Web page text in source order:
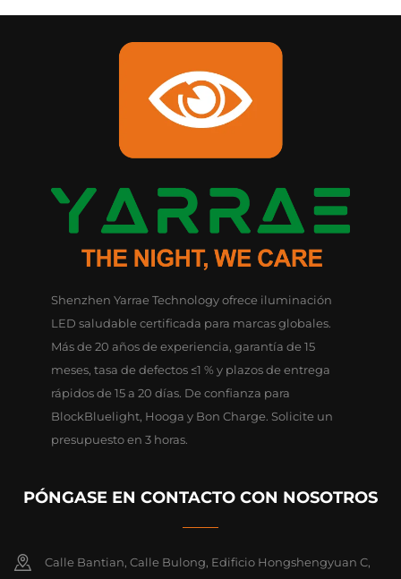
Shenzhen Yarrae Technology ofrece iluminación
LED saludable certificada para marcas globales.
Más de 20 años de experiencia, garantía de 15
meses, tasa de defectos ≤1 % y plazos de entrega
rápidos de 15 a 20 días. De confianza para
BlockBluelight, Hooga y Bon Charge. Solicite un
presupuesto en 3 horas.
PÓNGASE EN CONTACTO CON NOSOTROS
Calle Bantian, Calle Bulong, Edificio Hongshengyuan C,